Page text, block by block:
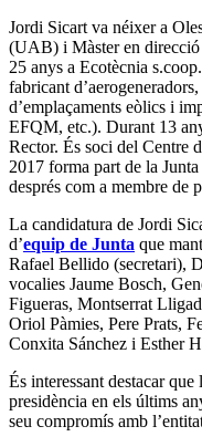
Jordi Sicart va néixer a
(UAB) i Màster en
25 anys a Ecotècnia
fabricant
d’emplaçaments eòlics i
EFQM, etc.). Durant 13
Rector. És soci del Centre
2017 forma part de la
després com a membre de
La candidatura de Jordi
d’equip de Junta que
Rafael Bellido (secretari),
vocalies Jaume Bosch,
Figueras, Montserrat
Oriol Pàmies, Pere Prats,
Conxita Sánchez i Esther
És interessant destacar
presidència en els últims
seu compromís amb